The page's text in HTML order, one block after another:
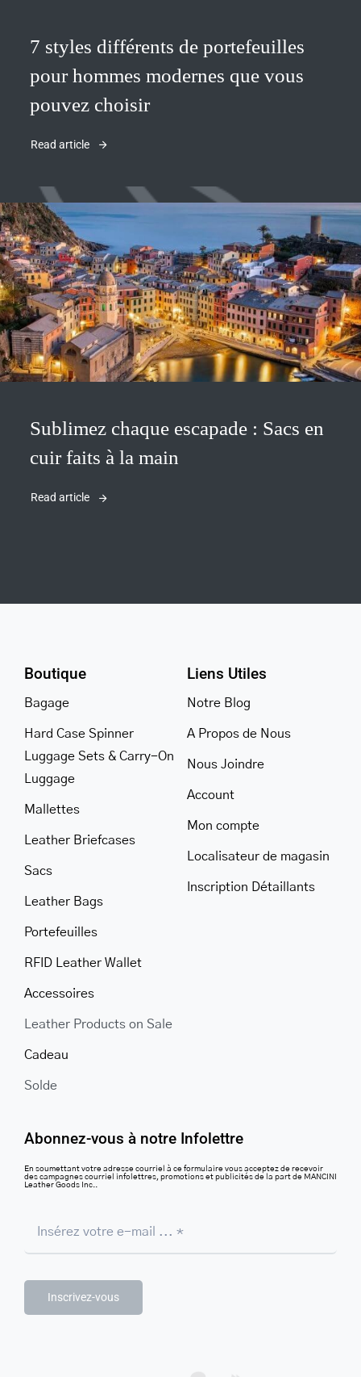
7 styles différents de portefeuilles
pour hommes modernes que vous
pouvez choisir
Read article
Sublimez chaque escapade : Sacs en
cuir faits à la main
Read article
Boutique
Bagage
Hard Case Spinner
Luggage Sets & Carry-On
Luggage
Mallettes
Leather Briefcases
Sacs
Leather Bags
Portefeuilles
RFID Leather Wallet
Accessoires
Leather Products on Sale
Cadeau
Solde
Liens Utiles
Notre Blog
A Propos de Nous
Nous Joindre
Account
Mon compte
Localisateur de magasin
Inscription Détaillants
Abonnez-vous à notre Infolettre
En soumettant votre adresse courriel à ce formulaire vous acceptez de recevoir
des campagnes courriel infolettres, promotions et publicités de la part de MANCINI
Leather Goods Inc..
Inscrivez-vous